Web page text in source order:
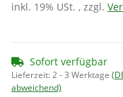
inkl. 19% USt. , zzgl.
Sofort verfügbar
Lieferzeit:2 - 3 Werktage
abweichend)